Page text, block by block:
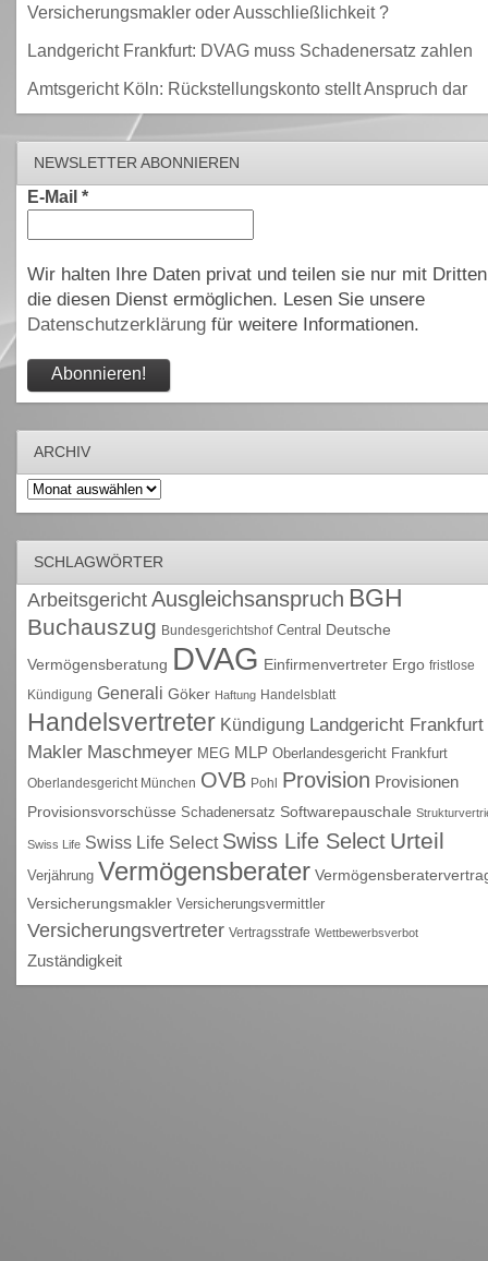
Versicherungsmakler oder Ausschließlichkeit ?
Landgericht Frankfurt: DVAG muss Schadenersatz zahlen
Amtsgericht Köln: Rückstellungskonto stellt Anspruch dar
NEWSLETTER ABONNIEREN
E-Mail *
Wir halten Ihre Daten privat und teilen sie nur mit
die diesen Dienst ermöglichen. Lesen Sie unsere
Datenschutzerklärungfür weitere Informationen.
ARCHIV
Archiv
SCHLAGWÖRTER
Arbeitsgericht Ausgleichsanspruch BGH
Buchauszug Bundesgerichtshof Central Deutsche
Vermögensberatung DVAG Einfirmenvertreter Ergo fristlose
Kündigung Generali Göker Haftung Handelsblatt
Handelsvertreter Kündigung Landgericht Frankfurt
Makler Maschmeyer MEG MLP Oberlandesgericht Frankfurt
Oberlandesgericht München OVB Pohl Provision Provisionen
Provisionsvorschüsse Schadenersatz Softwarepauschale
Swiss Life Swiss Life Select Swiss Life Select Urteil
Verjährung Vermögensberater
Versicherungsmakler Versicherungsvermittler
Versicherungsvertreter Vertragsstrafe Wettbewerbsverbot
Zuständigkeit